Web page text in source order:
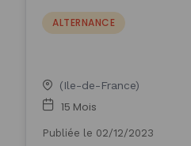
ALTERNANCE
(Ile-de-France)
15 Mois
Publiée le 02/12/2023